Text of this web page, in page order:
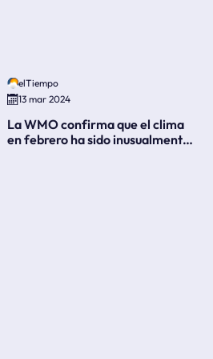
elTiempo
13 mar 2024
La WMO confirma que el clima
en febrero ha sido inusualmente